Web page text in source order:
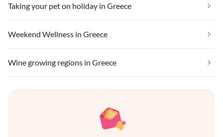
Taking your pet on holiday in Greece
Weekend Wellness in Greece
Wine growing regions in Greece